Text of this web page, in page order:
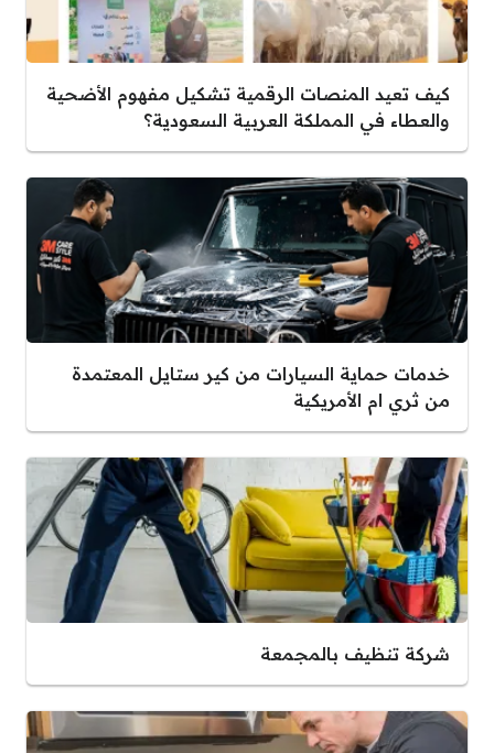
كيف تعيد المنصات الرقمية تشكيل مفهوم الأضحية
والعطاء في المملكة العربية السعودية؟
خدمات حماية السيارات من كير ستايل المعتمدة
من ثري ام الأمريكية
شركة تنظيف بالمجمعة